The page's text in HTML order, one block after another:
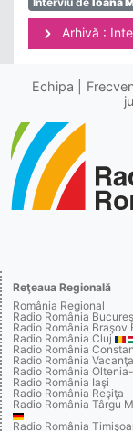
Arhivă :
Echipa
Reţeaua Regională
România Regional
Radio România
Radio România Braşov
Radio România Cluj
Radio România
Radio România Vacanţa
Radio România
Radio România Iaşi
Radio România Reşiţa
Radio România Târgu
Radio România